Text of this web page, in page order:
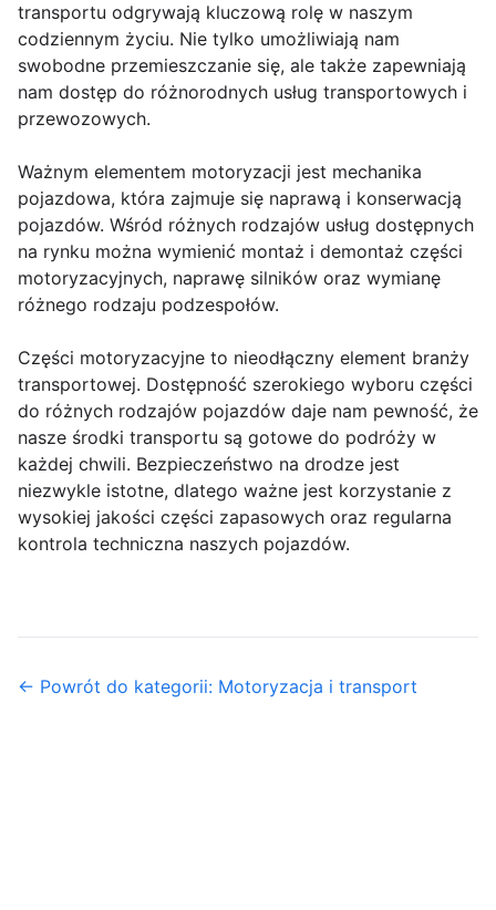
transportu odgrywają kluczową rolę w naszym
codziennym życiu. Nie tylko umożliwiają nam
swobodne przemieszczanie się, ale także zapewniają
nam dostęp do różnorodnych usług transportowych i
przewozowych.
Ważnym elementem motoryzacji jest mechanika
pojazdowa, która zajmuje się naprawą i konserwacją
pojazdów. Wśród różnych rodzajów usług dostępnych
na rynku można wymienić montaż i demontaż części
motoryzacyjnych, naprawę silników oraz wymianę
różnego rodzaju podzespołów.
Części motoryzacyjne to nieodłączny element branży
transportowej. Dostępność szerokiego wyboru części
do różnych rodzajów pojazdów daje nam pewność, że
nasze środki transportu są gotowe do podróży w
każdej chwili. Bezpieczeństwo na drodze jest
niezwykle istotne, dlatego ważne jest korzystanie z
wysokiej jakości części zapasowych oraz regularna
kontrola techniczna naszych pojazdów.
← Powrót do kategorii: Motoryzacja i transport